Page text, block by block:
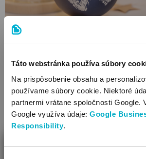
Táto webstránka používa súbory
Na prispôsobenie obsahu a
používame súbory cookie. Niektoré
partnermi vrátane spoločnosti Google.
Google využíva údaje: Google
Responsibility.
Darčeky pre tehotné
Ak si práve lámete hlavu nad tým, čím by
blízku osobu, ktorá práve čaká bábätko,
nápadov: